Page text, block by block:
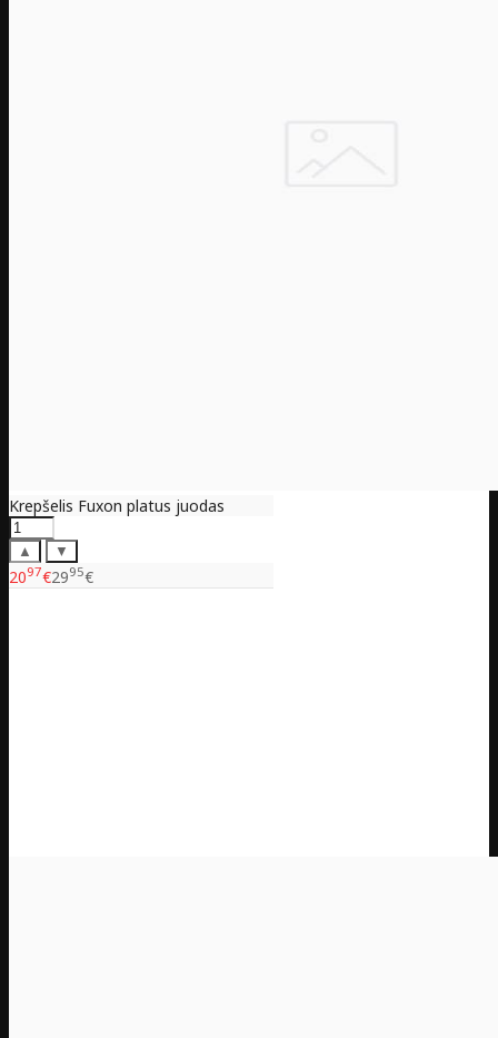
Krepšelis Fuxon platus juodas
▲ ▼
2097€2995€